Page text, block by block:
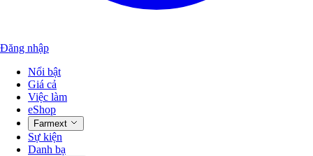
Đăng nhập
Nổi bật
Giá cả
Việc làm
eShop
Farmext
Sự kiện
Danh bạ